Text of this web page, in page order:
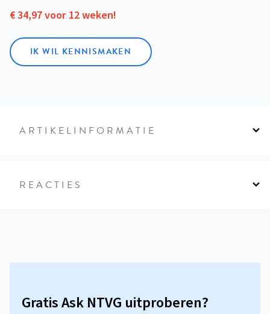
€ 34,97 voor 12 weken!
IK WIL KENNISMAKEN
ARTIKELINFORMATIE
REACTIES
Gratis Ask NTVG uitproberen?